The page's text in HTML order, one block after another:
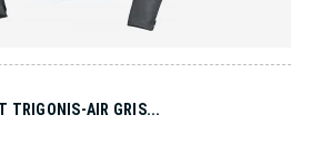
TRIGONIS-AIR GRIS...